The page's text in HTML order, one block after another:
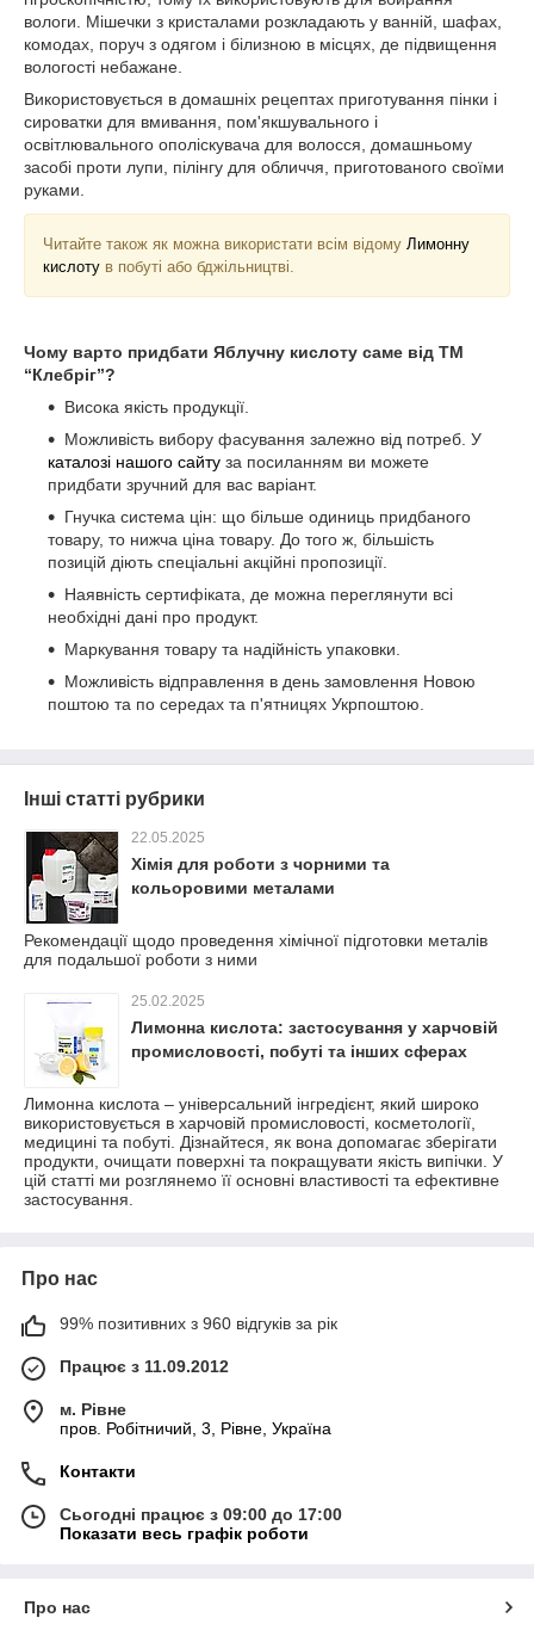
вологи. Мішечки з кристалами розкладають у ванній, шафах,
комодах, поруч з одягом і білизною в місцях, де підвищення
вологості небажане.
Використовується в домашніх рецептах приготування пінки і
сироватки для вмивання, пом'якшувального і
освітлювального ополіскувача для волосся, домашньому
засобі проти лупи, пілінгу для обличчя, приготованого своїми
руками.
Читайте також як можна використати всім відому Лимонну
кислоту в побуті або бджільництві.
Чому варто придбати Яблучну кислоту саме від ТМ
“Клебріг”?
Висока якість продукції.
Можливість вибору фасування залежно від потреб. У
каталозі нашого сайту за посиланням ви можете
придбати зручний для вас варіант.
Гнучка система цін: що більше одиниць придбаного
товару, то нижча ціна товару. До того ж, більшість
позицій діють спеціальні акційні пропозиції.
Наявність сертифіката, де можна переглянути всі
необхідні дані про продукт.
Маркування товару та надійність упаковки.
Можливість відправлення в день замовлення Новою
поштою та по середах та п'ятницях Укрпоштою.
Інші статті рубрики
22.05.2025
Хімія для роботи з чорними та
кольоровими металами
Рекомендації щодо проведення хімічної підготовки металів
для подальшої роботи з ними
25.02.2025
Лимонна кислота: застосування у харчовій
промисловості, побуті та інших сферах
Лимонна кислота – універсальний інгредієнт, який широко
використовується в харчовій промисловості, косметології,
медицині та побуті. Дізнайтеся, як вона допомагає зберігати
продукти, очищати поверхні та покращувати якість випічки. У
цій статті ми розглянемо її основні властивості та ефективне
застосування.
Про нас
99% позитивних з 960 відгуків за рік
Працює з 11.09.2012
м. Рівне
пров. Робітничий, 3, Рівне, Україна
Контакти
Сьогодні працює з 09:00 до 17:00
Показати весь графік роботи
Про нас